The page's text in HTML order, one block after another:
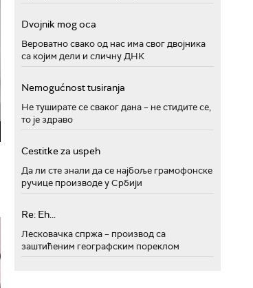
Dvojnik mog oca
Вероватно свако од нас има свог двојника
са којим дели и сличну ДНК
Nemogućnost tusiranja
Не туширате се сваког дана – не стидите се,
то је здраво
Cestitke za uspeh
Да ли сте знали да се најбоље грамофонске
ручице производе у Србији
Re: Eh...
Лесковачка спржа – производ са
заштићеним географским пореклом